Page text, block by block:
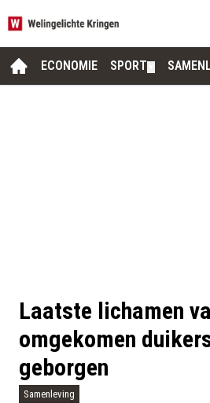
ECONOMIE SPORT
Laatste lichamen
omgekomen
geborgen
Samenleving